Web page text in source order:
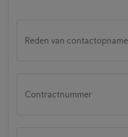
Reden van contactopname
Contractnummer